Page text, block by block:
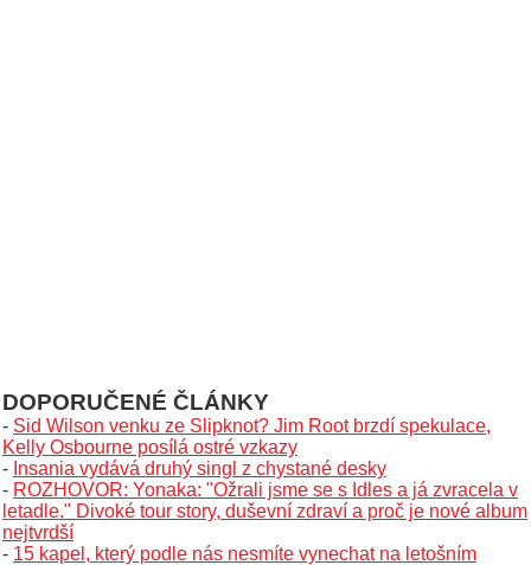
DOPORUČENÉ ČLÁNKY
- Sid Wilson venku ze Slipknot? Jim Root brzdí spekulace,
Kelly Osbourne posílá ostré vzkazy
- Insania vydává druhý singl z chystané desky
- ROZHOVOR: Yonaka: "Ožrali jsme se s Idles a já zvracela v
letadle." Divoké tour story, duševní zdraví a proč je nové album
nejtvrdší
- 15 kapel, který podle nás nesmíte vynechat na letošním